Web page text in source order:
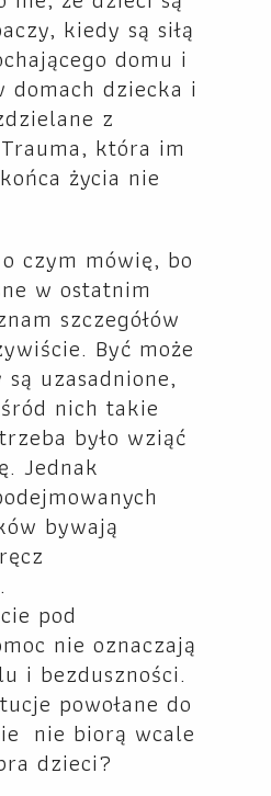
kiedy są siłą
domu i
domach dziecka i
z
która im
życia nie
czym mówię, bo
w ostatnim
szczegółów
Być może
uzasadnione,
nich takie
było wziąć
Jednak
bywają
pod
nie oznaczają
i bezduszności.
powołane do
nie biorą wcale
dzieci?